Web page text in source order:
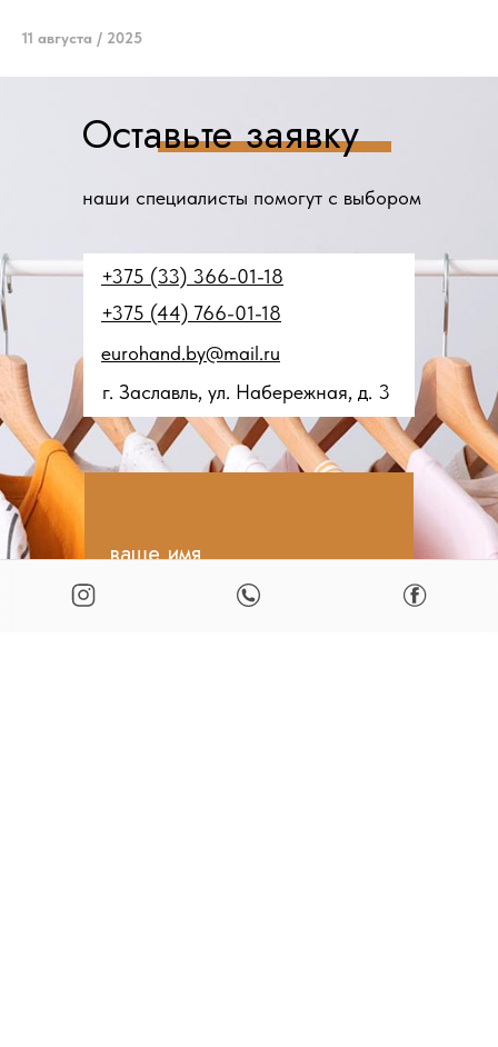
11 августа / 2025
Оставьте заявку
наши специалисты помогут с выбором
ваше имя
+375 (33) 366-01-18
+375 (44) 766-01-18
eurohand.by@mail.ru
г. Заславль, ул. Набережная, д. 3